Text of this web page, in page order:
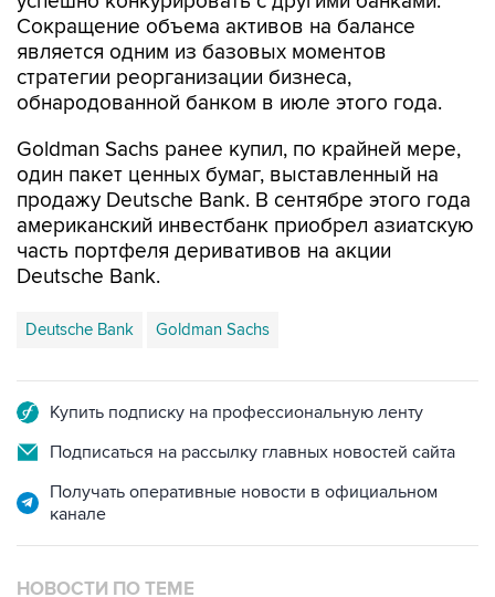
Сокращение объема активов на балансе
является одним из базовых моментов
стратегии реорганизации бизнеса,
обнародованной банком в июле этого года.
Goldman Sachs ранее купил, по крайней мере,
один пакет ценных бумаг, выставленный на
продажу Deutsche Bank. В сентябре этого года
американский инвестбанк приобрел азиатскую
часть портфеля деривативов на акции
Deutsche Bank.
Deutsche Bank Goldman Sachs
Купить подписку на профессиональную ленту
Подписаться на рассылку главных новостей сайта
Получать оперативные новости в официальном
канале
НОВОСТИ ПО ТЕМЕ